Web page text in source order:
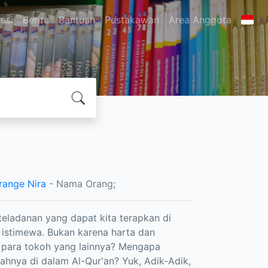
Berita Bantuan Pustakawan Area Anggota
Nira - Nama Orang;
yang dapat kita terapkan di
Bukan karena harta dan
tokoh yang lainnya? Mengapa
di dalam Al-Qur'an? Yuk, Adik-Adik,